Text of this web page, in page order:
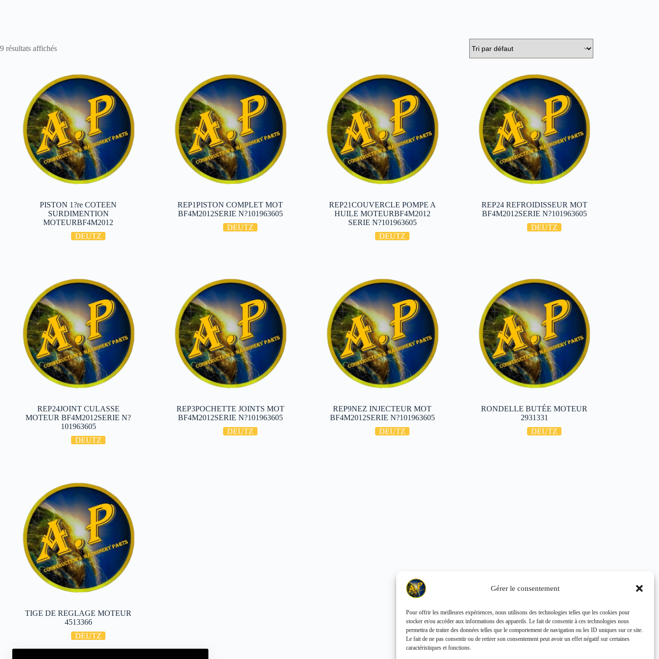
Gérer le consentement
Pour offrir les meilleures expériences, nous utilisons des technologies telles que les cookies pour
stocker et/ou accéder aux informations des appareils. Le fait de consentir à ces technologies nous
permettra de traiter des données telles que le comportement de navigation ou les ID uniques sur ce site.
Le fait de ne pas consentir ou de retirer son consentement peut avoir un effet négatif sur certaines
caractéristiques et fonctions.
9 résultats affichés
PISTON 1?re COTEEN
SURDIMENTION
MOTEURBF4M2012
DEUTZ
REP1PISTON COMPLET MOT
BF4M2012SERIE N?101963605
DEUTZ
REP21COUVERCLE POMPE A
HUILE MOTEURBF4M2012
SERIE N?101963605
DEUTZ
REP24 REFROIDISSEUR MOT
BF4M2012SERIE N?101963605
DEUTZ
REP24JOINT CULASSE
MOTEUR BF4M2012SERIE N?
101963605
DEUTZ
REP3POCHETTE JOINTS MOT
BF4M2012SERIE N?101963605
DEUTZ
REP9NEZ INJECTEUR MOT
BF4M2012SERIE N?101963605
DEUTZ
RONDELLE BUTÉE MOTEUR
2931331
DEUTZ
TIGE DE REGLAGE MOTEUR
4513366
DEUTZ